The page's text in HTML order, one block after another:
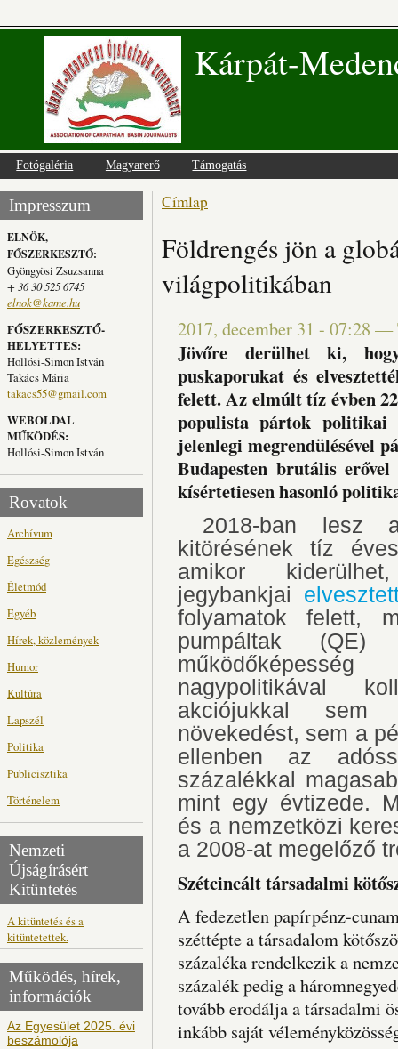
Kárpát-
Fotógaléria Magyarerő Támogatás
Impresszum
ELNÖK,
FŐSZERKESZTŐ:
Gyöngyösi Zsuzsanna
+ 36 30 525 6745
elnok@kame.hu
FŐSZERKESZTŐ-
HELYETTES:
Hollósi-Simon István
Takács Mária
takacs55@gmail.com
WEBOLDAL
MŰKÖDÉS:
Hollósi-Simon István
Rovatok
Archívum
Egészség
Életmód
Egyéb
Hírek, közlemények
Humor
Kultúra
Lapszél
Politika
Publicisztika
Történelem
Nemzeti
Újságírásért
Kitüntetés
A kitüntetés és a
kitüntetettek.
Működés, hírek,
információk
Az Egyesület 2025. évi
beszámolója
Jelenlegi hely
Címlap
Földrengés jön a
világpolitikában
2017, december 31 - 07:28 —
Jövőre derülhet ki,
puskaporukat és
felett. Az elmúlt tíz évben
populista pártok politikai
jelenlegi megrendülésével
Budapesten brutális
kísértetiesen hasonló
2018-ban lesz
kitörésének tíz
amikor
jegybankjai
folyamatok felett,
pumpáltak
nagypolitikával
akciójukkal sem
növekedést, sem a
ellenben az
százalékkal
mint egy évtizede.
és a nemzetközi
a 2008-at megelőző
Szétcincált társadalmi
A fedezetlen papírpénz-
széttépte a társadalom
százaléka rendelkezik a
százalék pedig a
tovább erodálja a társadalmi
inkább saját